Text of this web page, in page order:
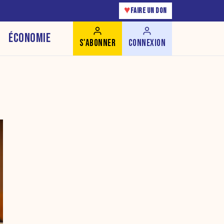
♥ FAIRE UN DON
ÉCONOMIE S'ABONNER CONNEXION